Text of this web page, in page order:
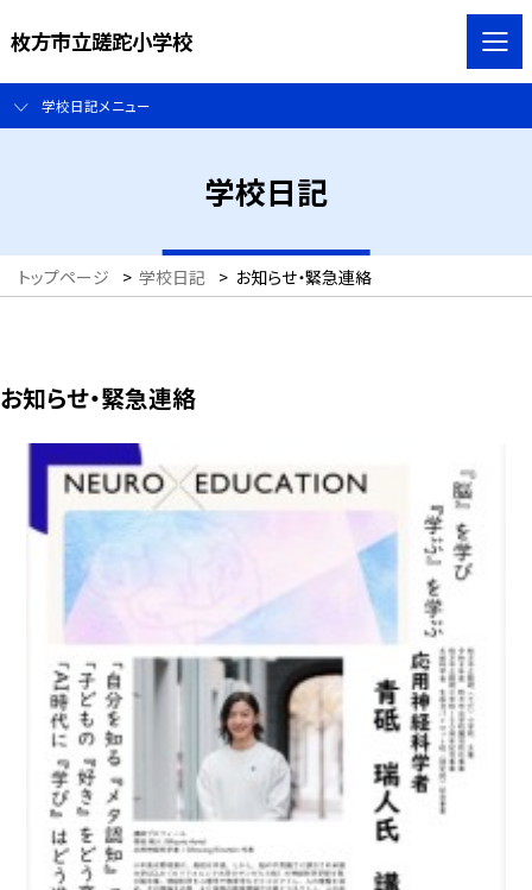
枚方市立蹉跎小学校
学校日記メニュー
学校日記
トップページ > 学校日記 > お知らせ・緊急連絡
お知らせ・緊急連絡